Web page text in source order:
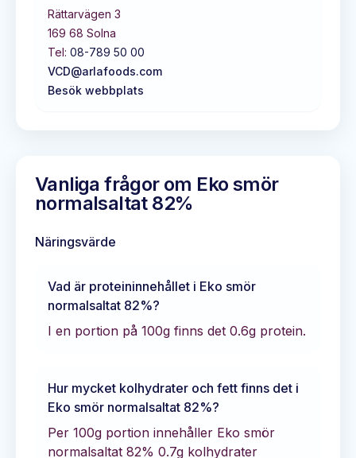
Rättarvägen 3
169 68 Solna
Tel: 08-789 50 00
VCD@arlafoods.com
Besök webbplats
Vanliga frågor om Eko smör
normalsaltat 82%
Näringsvärde
Vad är proteininnehållet i Eko smör
normalsaltat 82%?
I en portion på 100g finns det 0.6g protein.
Hur mycket kolhydrater och fett finns det i
Eko smör normalsaltat 82%?
Per 100g portion innehåller Eko smör
normalsaltat 82% 0.7g kolhydrater